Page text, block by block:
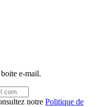
e-mail.
notre Politique de